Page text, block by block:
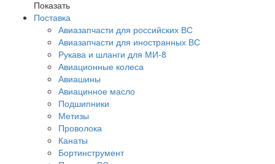
Показать
Поставка
Авиазапчасти для российских ВС
Авиазапчасти для иностранных ВС
Рукава и шланги для МИ-8
Авиационные колеса
Авиашины
Авиацинное масло
Подшипники
Метизы
Проволока
Канаты
Бортинструмент